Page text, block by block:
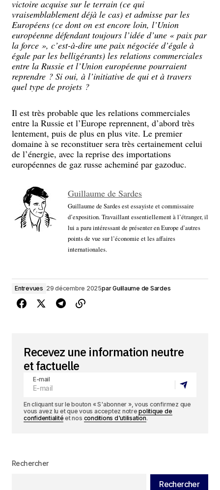
victoire acquise sur le terrain (ce qui
vraisemblablement déjà le cas) et admisse par les
Européens (ce dont on est encore loin, l’Union
européenne défendant toujours l’idée d’une « paix par
la force », c’est-à-dire une paix négociée d’égale à
égale par les belligérants) les relations commerciales
entre la Russie et l’Union européenne pourraient
reprendre ? Si oui, à l’initiative de qui et à travers
quel type de projets ?
Il est très probable que les relations commerciales
entre la Russie et l’Europe reprennent, d’abord très
lentement, puis de plus en plus vite. Le premier
domaine à se reconstituer sera très certainement celui
de l’énergie, avec la reprise des importations
européennes de gaz russe acheminé par gazoduc.
Guillaume de Sardes
Guillaume de Sardes est essayiste et commissaire
d’exposition. Travaillant essentiellement à l’étranger, il
lui a paru intéressant de présenter en Europe d’autres
points de vue sur l’économie et les affaires
internationales.
Entrevues 29 décembre 2025parGuillaume de Sardes
Recevez une information neutre
et factuelle
E-mail
En cliquant sur le bouton « S'abonner », vous confirmez que
vous avez lu et que vous acceptez notrepolitique de
confidentialité et nos conditions d'utilisation.
Rechercher
Rechercher